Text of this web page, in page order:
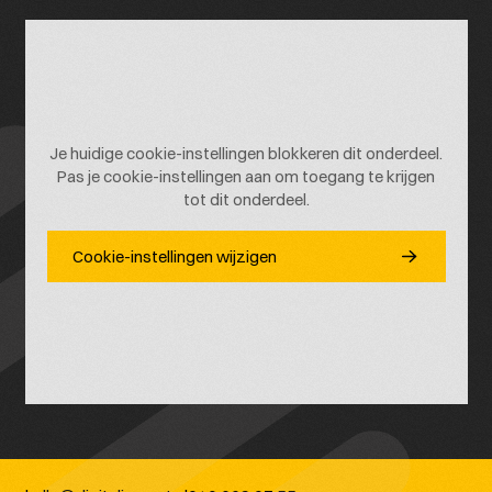
Je huidige cookie-instellingen blokkeren dit onderdeel.
Pas je cookie-instellingen aan om toegang te krijgen
tot dit onderdeel.
Cookie-instellingen wijzigen